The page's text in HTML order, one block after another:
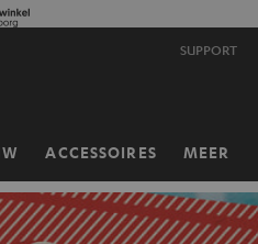
SUPPORT
ACCESSOIRES MEER